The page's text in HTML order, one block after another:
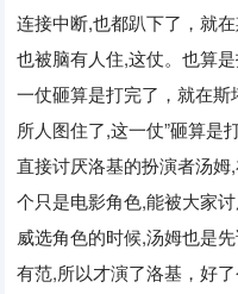
连接中断,也都趴下了，就
也被脑有人住,这仗。也算
一仗砸算是打完了，就在斯
所人图住了,这一仗”砸算是
直接讨厌洛基的扮演者汤姆,
个只是电影角色,能被大家
威选角色的时候,汤姆也是
有范,所以才演了洛基，好